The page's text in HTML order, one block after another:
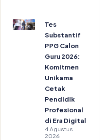
Tes
Substantif
PPG Calon
Guru 2026:
Komitmen
Unikama
Cetak
Pendidik
Profesional
di Era Digital
4 Agustus
2026